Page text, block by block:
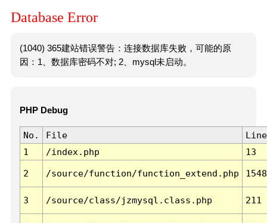
Database Error
(1040) 365建站错误警告：连接数据库失败，可能的原
因：1、数据库密码不对; 2、mysql未启动。
PHP Debug
No. File
Line
1
/index.php 13
2 /source/function/function_extend.php 1548
3 /source/class/jzmysql.class.php 211